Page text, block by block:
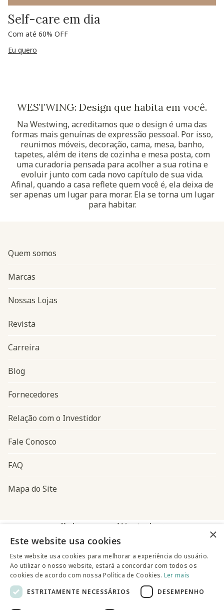
Self-care em dia
Com até 60% OFF
Eu quero
WESTWING: Design que habita em você.
Na Westwing, acreditamos que o design é uma das
formas mais genuínas de expressão pessoal. Por isso,
reunimos móveis, decoração, cama, mesa, banho,
tapetes, além de itens de cozinha e mesa posta, com
uma curadoria pensada para acolher a sua rotina e
evoluir junto com cada novo capítulo de sua vida.
Afinal, quando a casa reflete quem você é, ela deixa de
ser apenas um lugar para morar. Ela se torna um lugar
para habitar.
Navegação do rodapé
Quem somos
Marcas
Nossas Lojas
Revista
Carreira
Blog
Fornecedores
Relação com o Investidor
Fale Conosco
FAQ
Mapa do Site
Baixe o app Westwing
@westwingbr
×
Este website usa cookies
Este website usa cookies para melhorar a experiência do usuário.
Ao utilizar o nosso website, estará a concordar com todos os
cookies de acordo com nossa Política de Cookies. Ler mais
ESTRITAMENTE NECESSÁRIOS
DESEMPENHO